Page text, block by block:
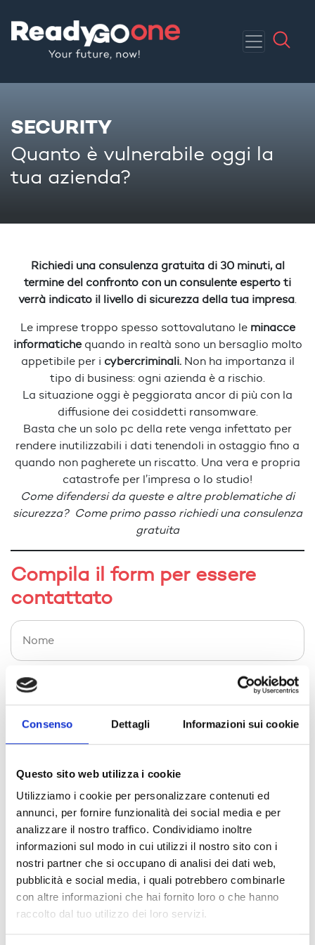
Consenso Dettagli Informazioni sui cookie
Questo sito web utilizza i cookie
Utilizziamo i cookie per personalizzare contenuti ed
annunci, per fornire funzionalità dei social media e per
analizzare il nostro traffico. Condividiamo inoltre
informazioni sul modo in cui utilizzi il nostro sito con i
nostri partner che si occupano di analisi dei dati web,
pubblicità e social media, i quali potrebbero combinarle
con altre informazioni che hai fornito loro o che hanno
raccolto dal tuo utilizzo dei loro servizi.
SECURITY
Quanto è vulnerabile oggi la
tua azienda?
Richiedi una consulenza gratuita di 30 minuti, al
termine del confronto con un consulente esperto ti
verrà indicato il livello di sicurezza della tua impresa.
Le imprese troppo spesso sottovalutano le minacce
informatiche quando in realtà sono un bersaglio molto
appetibile per i cybercriminali.Non ha importanza il
tipo di business: ogni azienda è a rischio.
La situazione oggi è peggiorata ancor di più con la
diffusione dei cosiddetti ransomware.
Basta che un solo pc della rete venga infettato per
rendere inutilizzabili i dati tenendoli in ostaggio fino a
quando non pagherete un riscatto. Una vera e propria
catastrofe per l’impresa o lo studio!
Come difendersi da queste e altre problematiche di
sicurezza? Come primo passo richiedi una consulenza
gratuita
Compila il form per essere
contattato